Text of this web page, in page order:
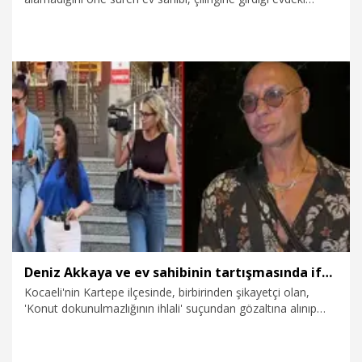
6.07.2026 Gündem
Deniz Akkaya ve ev sahibinin tartışmasında ifadeler ortaya çıktı
Kocaeli'nin Kartepe ilçesinde, birbirinden şikayetçi olan,
'Konut dokunulmazlığının ihlali' suçundan gözaltına alınıp